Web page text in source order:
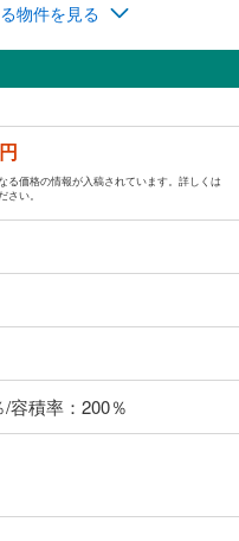
物件を見る
る価格の情報が入稿されています。詳しくは
い。
容積率：200％